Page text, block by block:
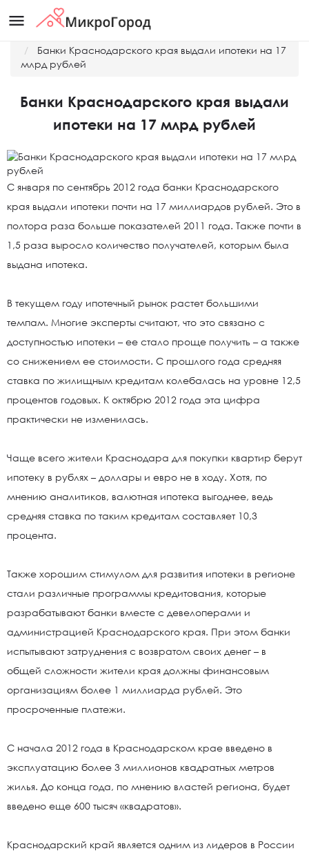
menu
Банки Краснодарского края выдали ипотеки на 17
млрд рублей
Банки Краснодарского края выдали
ипотеки на 17 млрд рублей
С января по сентябрь 2012 года банки Краснодарского
края выдали ипотеки почти на 17 миллиардов рублей. Это в
полтора раза больше показателей 2011 года. Также почти в
1,5 раза выросло количество получателей, которым была
выдана ипотека.
В текущем году ипотечный рынок растет большими
темпам. Многие эксперты считают, что это связано с
доступностью ипотеки – ее стало проще получить – а также
со снижением ее стоимости. С прошлого года средняя
ставка по жилищным кредитам колебалась на уровне 12,5
процентов годовых. К октябрю 2012 года эта цифра
практически не изменилась.
Чаще всего жители Краснодара для покупки квартир берут
ипотеку в рублях – доллары и евро не в ходу. Хотя, по
мнению аналитиков, валютная ипотека выгоднее, ведь
средняя ставка по таким кредитам составляет 10,3
процента.
Также хорошим стимулом для развития ипотеки в регионе
стали различные программы кредитования, которые
разрабатывают банки вместе с девелоперами и
администрацией Краснодарского края. При этом банки
испытывают затруднения с возвратом своих денег – в
общей сложности жители края должны финансовым
организациям более 1 миллиарда рублей. Это
просроченные платежи.
С начала 2012 года в Краснодарском крае введено в
эксплуатацию более 3 миллионов квадратных метров
жилья. До конца года, по мнению властей региона, будет
введено еще 600 тысяч «квадратов».
Краснодарский край является одним из лидеров в России